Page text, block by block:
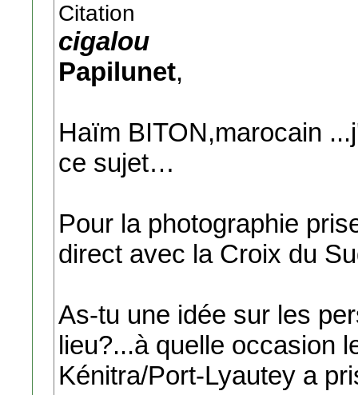
Citation
cigalou
Papilunet,
Haïm BITON,marocain
ce sujet…
Pour la photographie
direct avec la Croix du
As-tu une idée sur les
lieu?...à quelle occasion
Kénitra/Port-Lyautey a